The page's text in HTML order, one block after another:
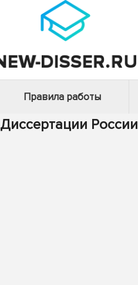
Правила работы
Диссертации России